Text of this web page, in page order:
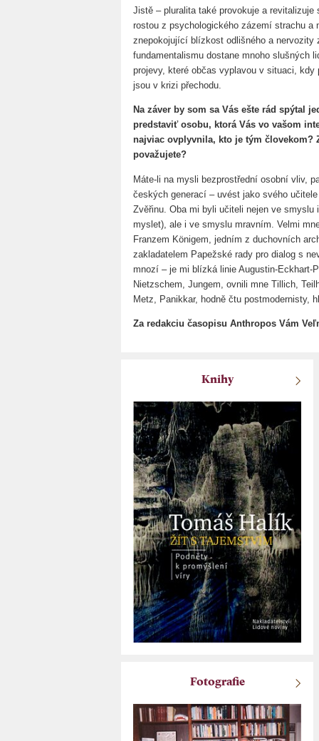
Jistě – pluralita také provokuje a
rostou z psychologického zázemí strachu a
znepokojující blízkost odlišného a nervozity
fundamentalismu dostane mnoho slušných
projevy, které občas vyplavou v situaci,
jsou v krizi přechodu.
Na záver by som sa Vás ešte rád spýtal
predstaviť osobu, ktorá Vás vo vašom
najviac ovplyvnila, kto je tým človekom?
považujete?
Máte-li na mysli bezprostřední osobní vliv,
českých generací – uvést jako svého
Zvěřinu. Oba mi byli učiteli nejen ve
myslet), ale i ve smyslu mravním. Velmi
Franzem Königem, jedním z duchovních
zakladatelem Papežské rady pro dialog s
mnozí – je mi blízká linie Augustin-Eckhart-
Nietzschem, Jungem, ovnili mne Tillich,
Metz, Panikkar, hodně čtu postmodernisty,
Za redakciu časopisu Anthropos Vám
Knihy
Fotografie